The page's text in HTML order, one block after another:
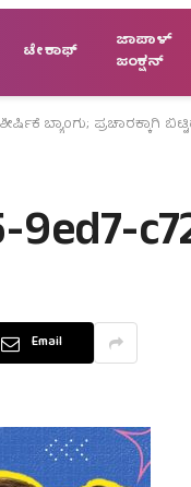
ಟೇಕಾಫ್
ಜಾಪಾಳ್
ಜಂಕ್ಷನ್
ಬ್ಯಾಂಗು; ಪ್ರಚಾರಕ್ಕಾಗಿ
Email